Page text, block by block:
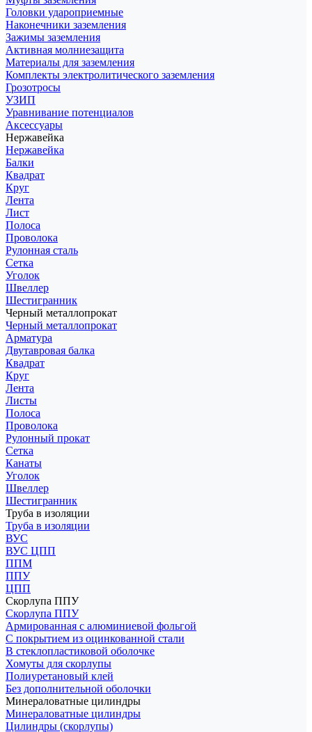
Головки удароприемные
Наконечники заземления
Зажимы заземления
Активная молниезащита
Материалы для заземления
Комплекты электролитического заземления
Грозотросы
УЗИП
Уравнивание потенциалов
Аксессуары
Нержавейка
Нержавейка
Балки
Квадрат
Круг
Лента
Лист
Полоса
Проволока
Рулонная сталь
Сетка
Уголок
Швеллер
Шестигранник
Черный металлопрокат
Черный металлопрокат
Арматура
Двутавровая балка
Квадрат
Круг
Лента
Листы
Полоса
Проволока
Рулонный прокат
Сетка
Канаты
Уголок
Швеллер
Шестигранник
Труба в изоляции
Труба в изоляции
ВУС
ВУС ЦПП
ППМ
ППУ
ЦПП
Скорлупа ППУ
Скорлупа ППУ
Армированная с алюминиевой фольгой
С покрытием из оцинкованной стали
В стеклопластиковой оболочке
Хомуты для скорлупы
Полиуретановый клей
Без дополнительной оболочки
Минераловатные цилиндры
Минераловатные цилиндры
Цилиндры (скорлупы)